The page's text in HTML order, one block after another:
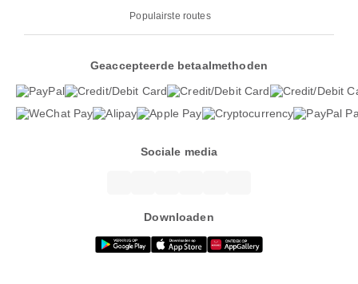
Populairste routes
Geaccepteerde betaalmethoden
Sociale media
Downloaden